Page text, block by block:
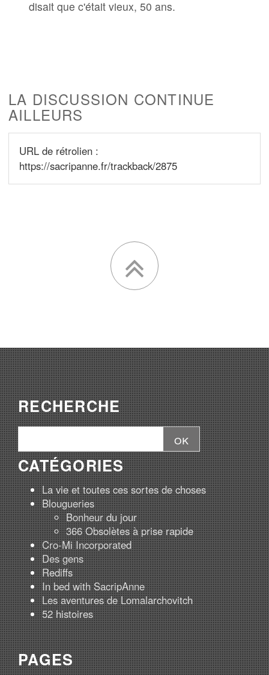
disait que c'était vieux, 50 ans.
LA DISCUSSION CONTINUE
AILLEURS
URL de rétrolien :
https://sacripanne.fr/trackback/2875
RECHERCHE
CATÉGORIES
La vie et toutes ces sortes de choses
Blougueries
Bonheur du jour
366 Obsolètes à prise rapide
Cro-Mi Incorporated
Des gens
Rediffs
In bed with SacripAnne
Les aventures de Lomalarchovitch
52 histoires
PAGES